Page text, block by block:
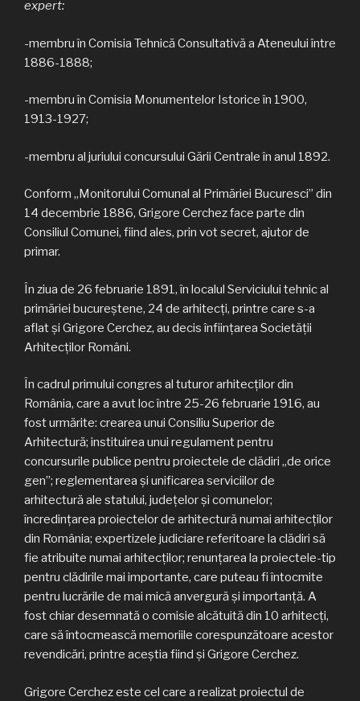
expert:
-membru în Comisia Tehnică Consultativă a Ateneului între
1886-1888;
-membru în Comisia Monumentelor Istorice în 1900,
1913-1927;
-membru al juriului concursului Gării Centrale în anul 1892.
Conform „Monitorului Comunal al Primăriei Bucuresci” din
14 decembrie 1886, Grigore Cerchez face parte din
Consiliul Comunei, fiind ales, prin vot secret, ajutor de
primar.
În ziua de 26 februarie 1891, în localul Serviciului tehnic al
primăriei bucureştene, 24 de arhitecţi, printre care s-a
aflat şi Grigore Cerchez, au decis înfiinţarea Societăţii
Arhitecţilor Români.
În cadrul primului congres al tuturor arhitecţilor din
România, care a avut loc între 25-26 februarie 1916, au
fost urmărite: crearea unui Consiliu Superior de
Arhitectură; instituirea unui regulament pentru
concursurile publice pentru proiectele de clădiri „de orice
gen”; reglementarea şi unificarea serviciilor de
arhitectură ale statului, judeţelor şi comunelor;
încredinţarea proiectelor de arhitectură numai arhitecţilor
din România; expertizele judiciare referitoare la clădiri să
fie atribuite numai arhitecţilor; renunţarea la proiectele-tip
pentru clădirile mai importante, care puteau fi întocmite
pentru lucrările de mai mică anvergură şi importanţă. A
fost chiar desemnată o comisie alcătuită din 10 arhitecţi,
care să întocmească memoriile corespunzătoare acestor
revendicări, printre aceştia fiind şi Grigore Cerchez.
Grigore Cerchez este cel care a realizat proiectul de